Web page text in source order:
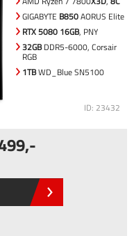
GIGABYTE B850AORUS Elite
RTX 5080 16GB, PNY
32GBDDR5-6000, Corsair
RGB
1TBWD_Blue SN5100
ID: 23432
,-